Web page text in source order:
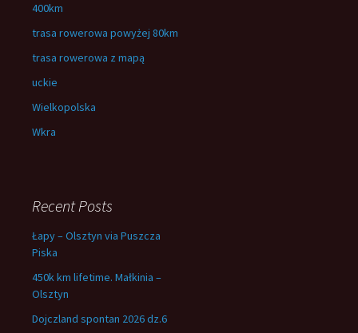
400km
trasa rowerowa powyżej 80km
trasa rowerowa z mapą
uckie
Wielkopolska
Wkra
Recent Posts
Łapy – Olsztyn via Puszcza
Piska
450k km lifetime. Małkinia –
Olsztyn
Dojczland spontan 2026 dz.6